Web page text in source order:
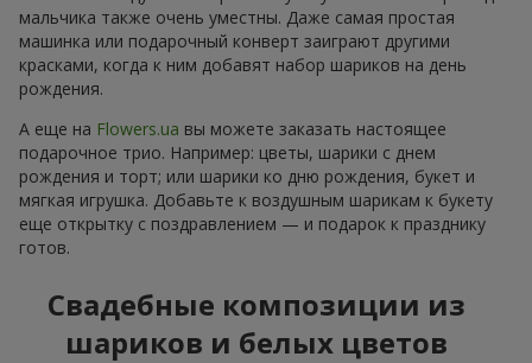
мальчика также очень уместны. Даже самая простая
машинка или подарочный конверт заиграют другими
красками, когда к ним добавят набор шариков на день
рождения.
А еще на Flowers.ua вы можете заказать настоящее
подарочное трио. Например: цветы, шарики с днем
рождения и торт; или шарики ко дню рождения, букет и
мягкая игрушка. Добавьте к воздушным шарикам к букету
еще открытку с поздравлением — и подарок к празднику
готов.
Свадебные композиции из
шариков и белых цветов